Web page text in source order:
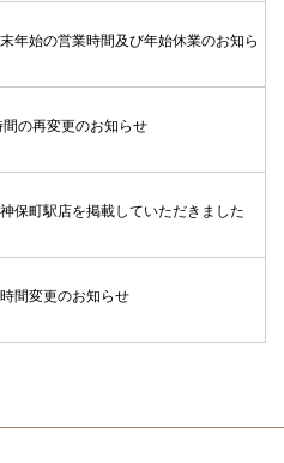
年始の営業時間及び年始休業のお知ら
の再変更のお知らせ
保町駅店を掲載していただきました
間変更のお知らせ